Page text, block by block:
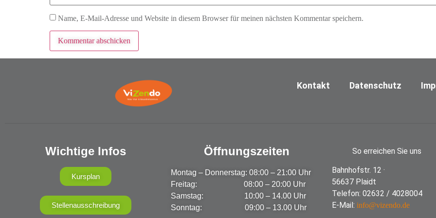
Name, E-Mail-Adresse und Website in diesem Browser für meinen nächsten Kommentar speichern.
Kontakt Datenschutz
Wichtige Infos
Kursplan
Stellenausschreibung
Öffnungszeiten
Montag – Donnerstag: 08:00 – 21:00 Uhr
Freitag: 08:00 – 20:00 Uhr
Samstag: 10:00 – 14.00 Uhr
Sonntag: 09:00 – 13.00 Uhr
So erreichen Sie uns
Bahnhofstr. 12 ·
56637 Plaidt
Telefon: 02632 / 4028004
E-Mail: info@vizendo.de